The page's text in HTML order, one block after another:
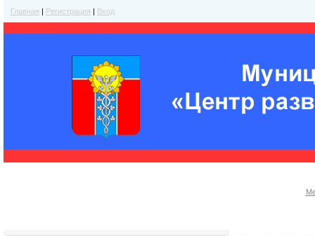
Главная | Регистрация | Вход